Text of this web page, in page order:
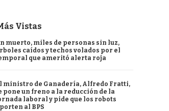
Vistas
muerto, miles de personas sin luz,
caídos y techos volados por el
que ameritó alerta roja
ministro de Ganadería, Alfredo Fratti,
pone un freno a la reducción de la
laboral y pide que los robots
al BPS